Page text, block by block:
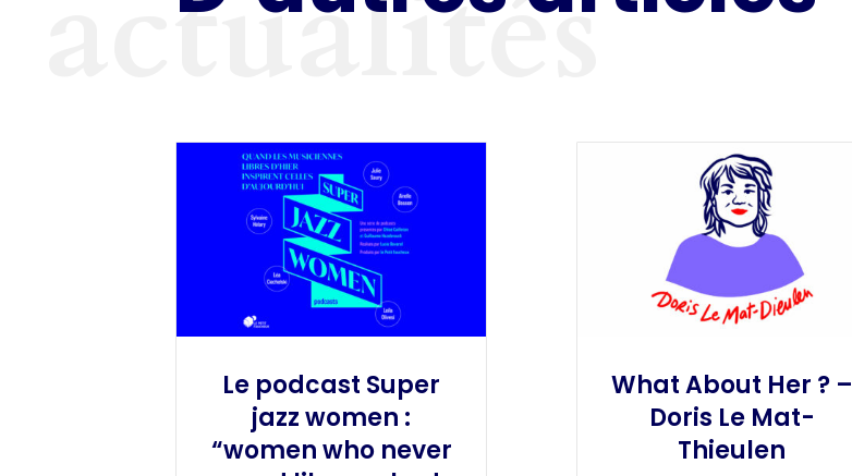
Le podcast Super
jazz women :
“women who never
What About Her ? –
Doris Le Mat-
Thieulen